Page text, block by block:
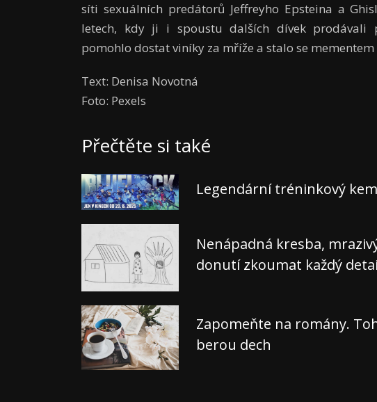
síti sexuálních predátorů Jeffreyho Epsteina a
letech, kdy ji i spoustu dalších dívek prodávali
pomohlo dostat viníky za mříže a stalo se mementem
Text: Denisa Novotná
Foto: Pexels
Přečtěte si také
Legendární tréninkový
Nenápadná kresba,
donutí zkoumat každý
Zapomeňte na romány.
berou dech